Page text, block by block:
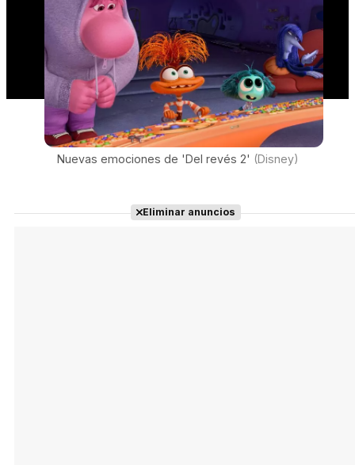
Nuevas emociones de 'Del revés 2' (Disney)
Eliminar anuncios